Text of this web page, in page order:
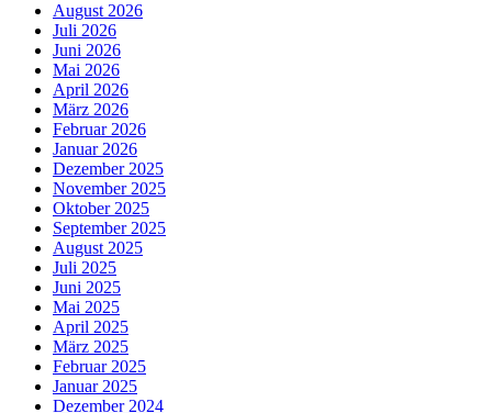
August 2026
Juli 2026
Juni 2026
Mai 2026
April 2026
März 2026
Februar 2026
Januar 2026
Dezember 2025
November 2025
Oktober 2025
September 2025
August 2025
Juli 2025
Juni 2025
Mai 2025
April 2025
März 2025
Februar 2025
Januar 2025
Dezember 2024